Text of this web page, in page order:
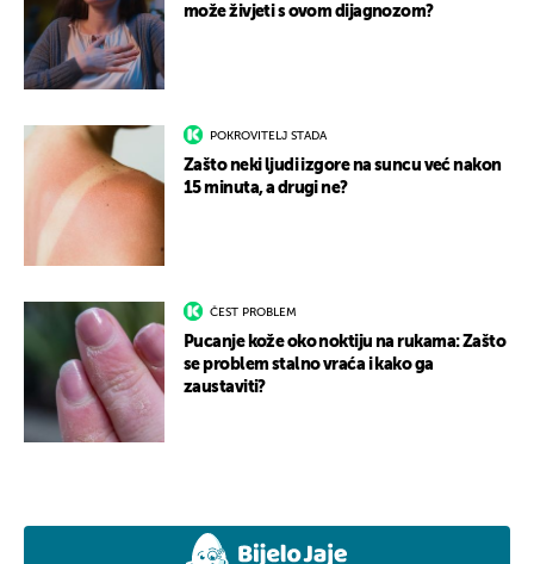
može živjeti s ovom dijagnozom?
POKROVITELJ STADA
Zašto neki ljudi izgore na suncu već nakon
15 minuta, a drugi ne?
ČEST PROBLEM
Pucanje kože oko noktiju na rukama: Zašto
se problem stalno vraća i kako ga
zaustaviti?